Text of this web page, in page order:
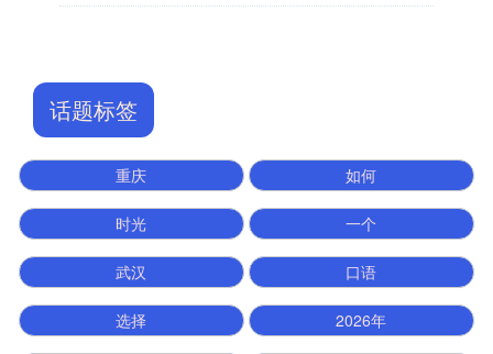
话题标签
重庆 如何
时光 一个
武汉 口语
选择 2026年